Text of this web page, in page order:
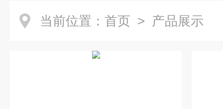
当前位置： 首页 > 产品展示